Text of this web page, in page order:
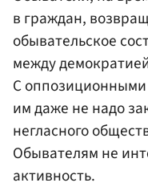
в граждан,
обывательское
между
С
им даже не надо
негласного
Обывателям не
активность.